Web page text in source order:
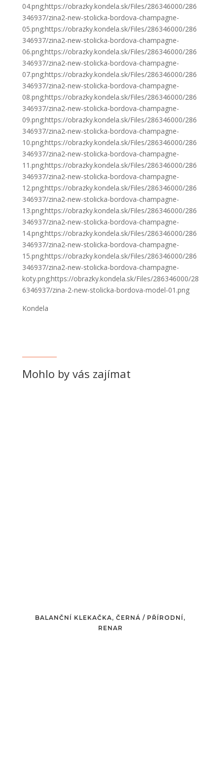
04.png;https://obrazky.kondela.sk/Files/286346000/286
346937/zina2-new-stolicka-bordova-champagne-
05.png;https://obrazky.kondela.sk/Files/286346000/286
346937/zina2-new-stolicka-bordova-champagne-
06.png;https://obrazky.kondela.sk/Files/286346000/286
346937/zina2-new-stolicka-bordova-champagne-
07.png;https://obrazky.kondela.sk/Files/286346000/286
346937/zina2-new-stolicka-bordova-champagne-
08.png;https://obrazky.kondela.sk/Files/286346000/286
346937/zina2-new-stolicka-bordova-champagne-
09.png;https://obrazky.kondela.sk/Files/286346000/286
346937/zina2-new-stolicka-bordova-champagne-
10.png;https://obrazky.kondela.sk/Files/286346000/286
346937/zina2-new-stolicka-bordova-champagne-
11.png;https://obrazky.kondela.sk/Files/286346000/286
346937/zina2-new-stolicka-bordova-champagne-
12.png;https://obrazky.kondela.sk/Files/286346000/286
346937/zina2-new-stolicka-bordova-champagne-
13.png;https://obrazky.kondela.sk/Files/286346000/286
346937/zina2-new-stolicka-bordova-champagne-
14.png;https://obrazky.kondela.sk/Files/286346000/286
346937/zina2-new-stolicka-bordova-champagne-
15.png;https://obrazky.kondela.sk/Files/286346000/286
346937/zina2-new-stolicka-bordova-champagne-
koty.png;https://obrazky.kondela.sk/Files/286346000/28
6346937/zina-2-new-stolicka-bordova-model-01.png
Kondela
Mohlo by vás zajímat
BALANČNÍ KLEKAČKA, ČERNÁ / PŘÍRODNÍ,
RENAR